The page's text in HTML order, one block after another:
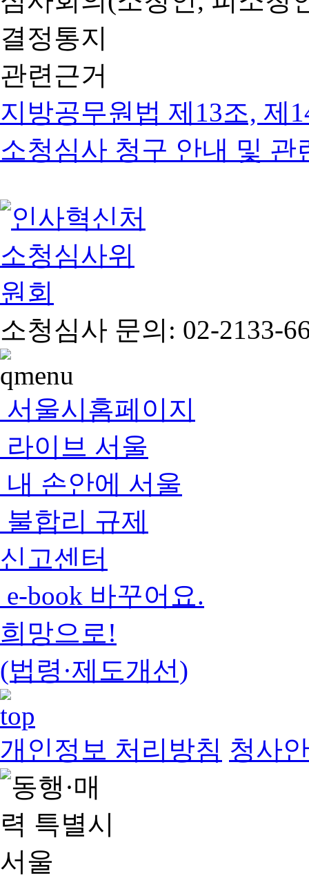
결정통지
관련근거
지방공무원법 제13조, 제
소청심사 청구 안내 및 관
소청심사 문의: 02-2133-
서울시홈페이지
라이브 서울
내 손안에 서울
불합리 규제
신고센터
e-book 바꾸어요.
희망으로!
(법령·제도개선)
개인정보 처리방침 청사